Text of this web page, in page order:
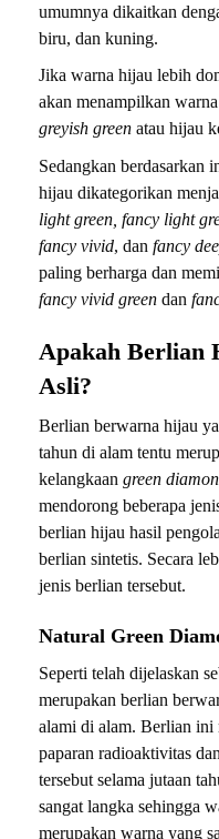
umumnya dikaitkan
biru, dan kuning.
Jika warna hijau lebih
akan menampilkan
greyish green atau hijau
Sedangkan berdasarkan
hijau dikategorikan
light green, fancy light
fancy vivid, dan fancy
paling berharga dan
fancy vivid green dan
Apakah Berlian
Asli?
Berlian berwarna hijau
tahun di alam tentu
kelangkaan green
mendorong beberapa
berlian hijau hasil
berlian sintetis. Secara
jenis berlian tersebut.
Natural Green
Seperti telah dijelaskan
merupakan berlian
alami di alam. Berlian ini
paparan radioaktivitas
tersebut selama jutaan
sangat langka sehingga
merupakan warna yang